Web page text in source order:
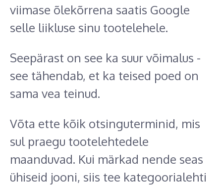
viimase õlekõrrena saatis Google
selle liikluse sinu tootelehele.
Seepärast on see ka suur võimalus -
see tähendab, et ka teised poed on
sama vea teinud.
Võta ette kõik otsinguterminid, mis
sul praegu tootelehtedele
maanduvad. Kui märkad nende seas
ühiseid jooni, siis tee kategoorialehti